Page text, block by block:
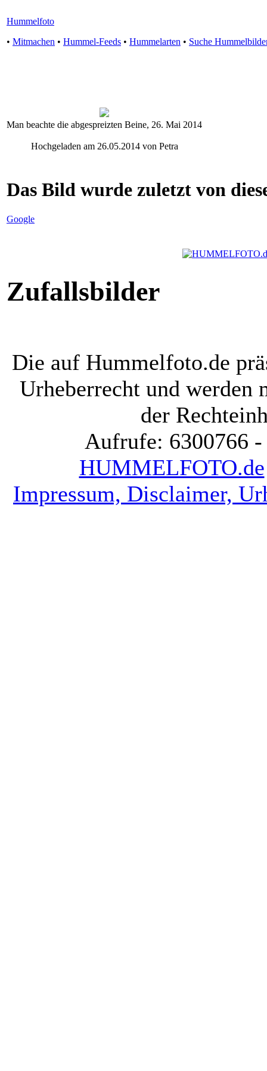
Hummelfoto
• Mitmachen • Hummel-Feeds • Hummelarten • Suche
Man beachte die abgespreizten Beine, 26. Mai 2014
Hochgeladen am 26.05.2014 von Petra
Das Bild wurde zuletzt von
Google
Zufallsbilder
Die auf Hummelfoto.de
Urheberrecht und werden
der
Aufrufe: 6300766
HUMMELFOTO.de
Impressum, Disclaimer,